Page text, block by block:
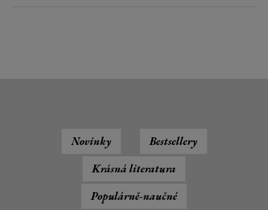
Novinky
Bestsellery
Krásná literatura
Populárně-naučné